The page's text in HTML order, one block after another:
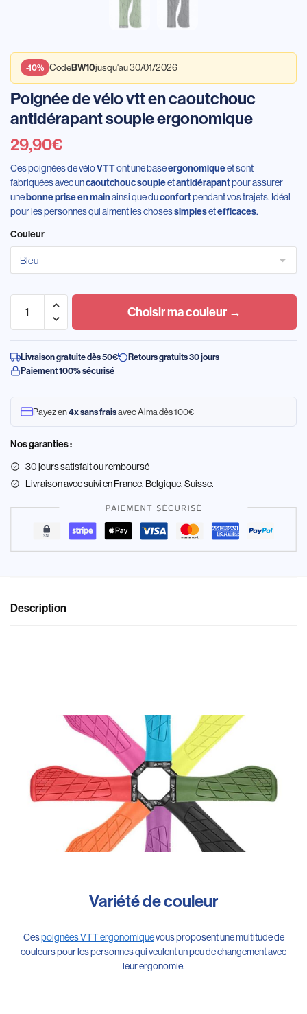
-10% CodeBW10jusqu'au 30/01/2026
Poignée de vélo vtt en caoutchouc
antidérapant souple ergonomique
29,90€
Ces poignées de véloVTTont une baseergonomiqueet sont
fabriquées avec uncaoutchouc soupleetantidérapantpour assurer
unebonne prise en mainainsi que duconfortpendant vos trajets. Idéal
pour les personnes qui aiment les chosessimplesetefficaces.
Couleur
Choisir ma couleur →
Livraison gratuite dès 50€
Retours gratuits 30 jours
Paiement 100% sécurisé
Payez en4x sans fraisavec Alma dès 100€
Nos garanties :
30 jours satisfait ou remboursé
Livraisonavec suivi en France, Belgique, Suisse.
Description
Variété de couleur
Cespoignées VTT ergonomiquevous proposent une multitude de
couleurs pour les personnes qui veulent un peu de changement avec
leur ergonomie.